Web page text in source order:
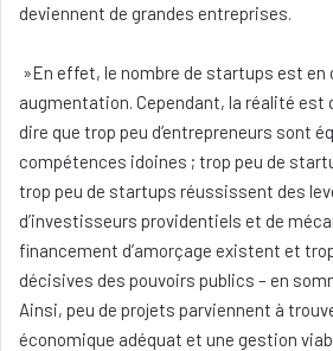
deviennent de grandes entreprises.
»En effet, le nombre de startups est en
augmentation. Cependant, la réalité est
dire que trop peu d’entrepreneurs sont
compétences idoines ; trop peu de
trop peu de startups réussissent des
d’investisseurs providentiels et de
financement d’amorçage existent et
décisives des pouvoirs publics – en
Ainsi, peu de projets parviennent à
économique adéquat et une gestion